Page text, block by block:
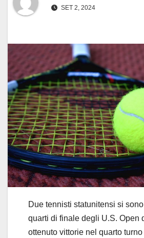
SET 2, 2024
Due tennisti statunitensi si
quarti di finale degli U.S. Open
ottenuto vittorie nel quarto